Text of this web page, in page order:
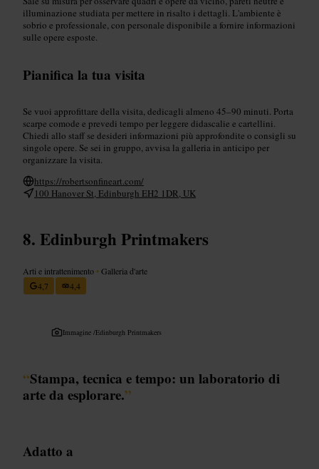
illuminazione studiata per mettere in risalto i dettagli. L'ambiente è
sobrio e professionale, con personale disponibile a fornire informazioni
sulle opere esposte.
Pianifica la tua visita
Se vuoi approfittare della visita, dedicagli almeno 45–90 minuti. Porta
scarpe comode e prevedi tempo per leggere didascalie e cartellini.
Chiedi allo staff se desideri informazioni più approfondite o consigli su
singole opere. Se sei in gruppo, avvisa la galleria in anticipo per
organizzare la visita.
https://robertsonfineart.com/
100 Hanover St, Edinburgh EH2 1DR, UK
Edinburgh Printmakers
Arti e intrattenimento •Galleria d'arte
4,7
4,4
Immagine /Edinburgh Printmakers
“Stampa, tecnica e tempo: un laboratorio di
arte da esplorare.”
Adatto a